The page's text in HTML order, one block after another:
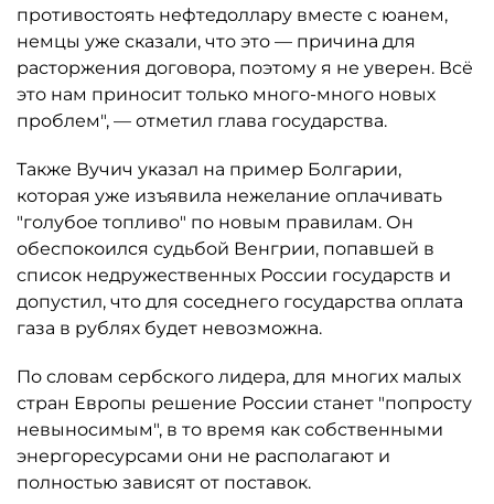
противостоять нефтедоллару вместе с юанем,
немцы уже сказали, что это — причина для
расторжения договора, поэтому я не уверен. Всё
это нам приносит только много-много новых
проблем", — отметил глава государства.
Также Вучич указал на пример Болгарии,
которая уже изъявила нежелание оплачивать
"голубое топливо" по новым правилам. Он
обеспокоился судьбой Венгрии, попавшей в
список недружественных России государств и
допустил, что для соседнего государства оплата
газа в рублях будет невозможна.
По словам сербского лидера, для многих малых
стран Европы решение России станет "попросту
невыносимым", в то время как собственными
энергоресурсами они не располагают и
полностью зависят от поставок.